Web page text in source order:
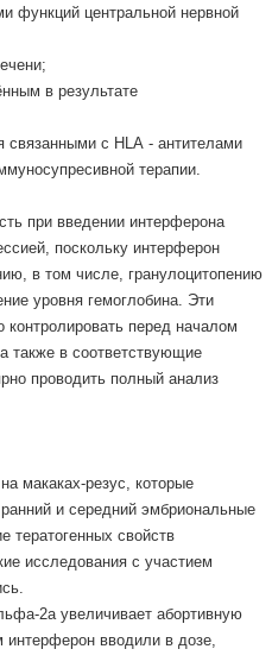
функций центральной нервной
в результате
связанными с НLА - антителами
терапии.
при введении интерферона
поскольку интерферон
в том числе, гранулоцитопению
уровня гемоглобина. Эти
контролировать перед началом
также в соответствующие
проводить полный анализ
макаках-резус, которые
и середний эмбриональные
тератогенных свойств
исследования с участием
2а увеличивает абортивную
интерферон вводили в дозе,